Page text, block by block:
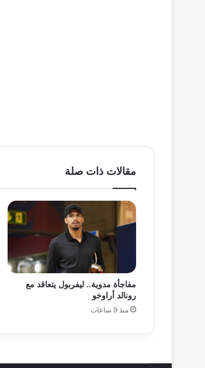
مقالات ذات صلة
مفاجأة مدوية.. ليفربول يتعاقد مع
رونالد أراوخو
منذ 9 ساعات